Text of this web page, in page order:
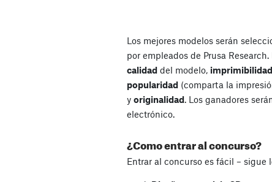
Los mejores modelos serán
por empleados de Prusa
calidad del modelo, imprimibilidad
popularidad (comparta la
y originalidad. Los ganadores
electrónico.
¿Como entrar al concurso?
Entrar al concurso es fácil – sigue